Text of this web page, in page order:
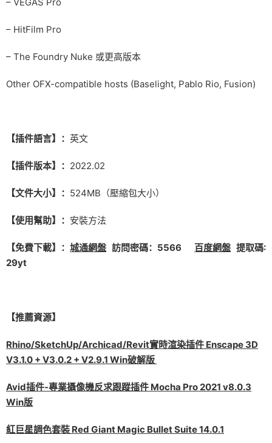
– HitFilm Pro
– The Foundry Nuke 或更高版本
Other OFX-compatible hosts (Baselight, Pablo Rio, Fusion)
【插件語言】： 英文
【插件版本】： 2022.02
【文件大小】： 524MB（壓縮包大小）
【使用幫助】： 安裝方法
【免費下載】： 城通網盤 訪問密碼：5566 百度網盤 提取碼:
29yt
【推薦資源】
Rhino/SketchUp/Archicad/Revit實時渲染插件 Enscape 3D
V3.1.0 + V3.0.2 + V2.9.1 Win破解版
Avid插件-專業攝像機反求跟蹤插件 Mocha Pro 2021 v8.0.3
Win版
紅巨星調色套裝 Red Giant Magic Bullet Suite 14.0.1